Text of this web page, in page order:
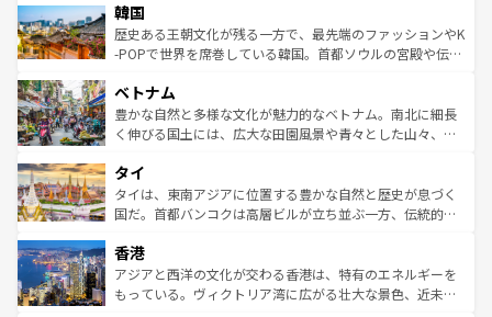
ワイを、存分に味わってほしい。 なお、新着のハワイ情報
はコンテンツ一覧を参照してほしい。
いる。アクティビティも充実しており、サーフィンやダイ
ビング、ハイキングなど、アウトドア好きにはたまらな
い。オーストラリアの多彩な魅力を存分に味わいつくそ
参照してほしい。
ン）、静ひつな山岳地帯である台湾東部など、都市の喧騒
と山間の静けさが共存しており、訪れる人に新しい発見と
驚きをもたらしてくれる。また、奥深い台湾の食文化も魅
容にもいいと評判のスイーツなど、バラエティ豊かな料理
が味わえる。 なお、新着の台湾情報は コンテンツ一覧を参
照してほしい。
韓国
歴史ある王朝文化が残る一方で、最先端のファッションやK
-POPで世界を席巻している韓国。首都ソウルの宮殿や伝統
き、地方に足を延ばせば四季折々の自然美を楽しむことが
できる。そして、キムチや焼肉、絶品のストリートフード
まで、さまざまな韓国料理が待っている。夜には、韓国な
リティに包まれながら、韓国の多彩な魅力を心ゆくまで味
わってみてほしい。 なお、新着の韓国情報はコンテンツ一
覧を参照してほしい。
ベトナム
豊かな自然と多様な文化が魅力的なベトナム。南北に細長
く伸びる国土には、広大な田園風景や青々とした山々、世
急速な発展と共に伝統が息づく。ハノイの古い町並みやホ
ーチミン市のフランス統治時代の建物も、独特の雰囲気を
醸し出している。また、バラエティの豊かさとおいしさで
とつ。フォーやバインミー、ベトナムコーヒーなどは、ぜ
ひ現地で味わいたい。どの地域を訪れてもあたたかい人々
が旅行者を迎えてくれるので、きっと忘れられない旅にな
タイ
タイは、東南アジアに位置する豊かな自然と歴史が息づく
国だ。首都バンコクは高層ビルが立ち並ぶ一方、伝統的な
の活気が交差している。北部ではチェンマイなどの山岳地
帯で自然と触れ合い、南部ではプーケットやクラビの美し
いビーチでリゾート気分を楽しむことができる。タイ料理
香港
アジアと西洋の文化が交わる香港は、特有のエネルギーを
もっている。ヴィクトリア湾に広がる壮大な景色、近未来